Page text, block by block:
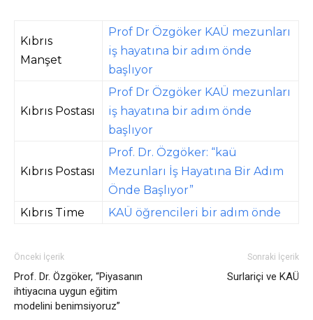
Kıbrıs
Manşet
Prof Dr Özgöker KAÜ mezunları
iş hayatına bir adım önde
başlıyor
Kıbrıs Postası
Prof Dr Özgöker KAÜ mezunları
iş hayatına bir adım önde
başlıyor
Kıbrıs Postası
Prof. Dr. Özgöker: “kaü
Mezunları İş Hayatına Bir Adım
Önde Başlıyor”
Kıbrıs Time
KAÜ öğrencileri bir adım önde
Önceki İçerik
Prof. Dr. Özgöker, “Piyasanın
ihtiyacına uygun eğitim
modelini benimsiyoruz”
Sonraki İçerik
Surlariçi ve KAÜ